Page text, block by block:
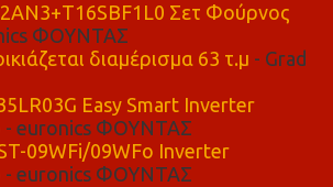
Σετ Φούρνος
ΦΟΥΝΤΑΣ
διαμέρισμα 63 τ.μ - Grad
Easy Smart Inverter
- euronics ΦΟΥΝΤΑΣ
09WFi/09WFo Inverter
- euronics ΦΟΥΝΤΑΣ